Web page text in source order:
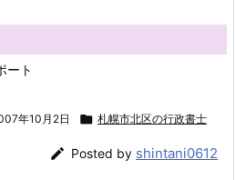
ート
年10月2日  札幌市北区の行政書士
 Posted by shintani0612